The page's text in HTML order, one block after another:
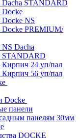
Dacha STANDARD
Docke
Docke NS
Docke PREMIUM/
Dacha
STANDARD
Кирпич 24 уп/пал
Кирпич 56 уп/пал
Docke
панели
панелям 30мм
DOCKE